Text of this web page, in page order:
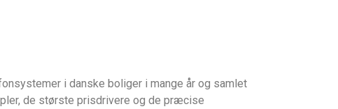
i danske boliger i mange år og samlet
de største prisdrivere og de præcise